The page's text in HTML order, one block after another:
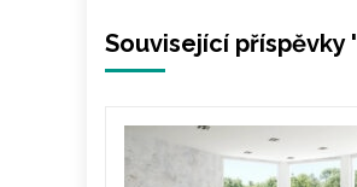
Související příspěvky '